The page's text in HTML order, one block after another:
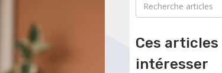
Ces
intéresser